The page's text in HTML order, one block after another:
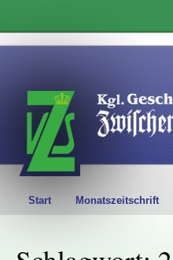
Start Monatszeitschrift